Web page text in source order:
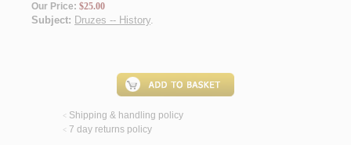
Our Price: $25.00
Subject: Druzes -- History.
< Shipping & handling policy
< 7 day returns policy